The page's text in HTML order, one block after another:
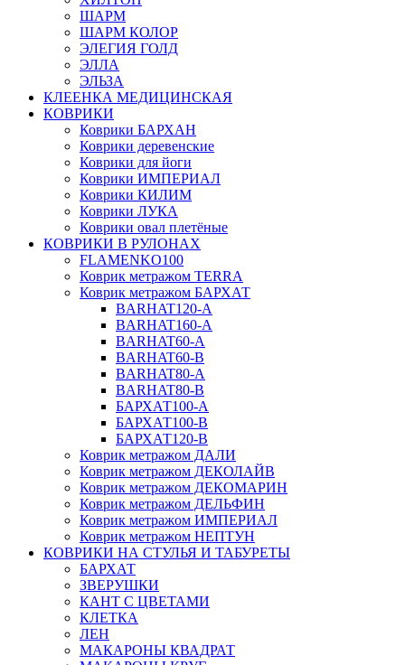
ШАРМ
ШАРМ КОЛОР
ЭЛЕГИЯ ГОЛД
ЭЛЛА
ЭЛЬЗА
КЛЕЕНКА МЕДИЦИНСКАЯ
КОВРИКИ
Коврики БАРХАН
Коврики деревенские
Коврики для йоги
Коврики ИМПЕРИАЛ
Коврики КИЛИМ
Коврики ЛУКА
Коврики овал плетёные
КОВРИКИ В РУЛОНАХ
FLAMENKO100
Коврик метражом TERRA
Коврик метражом БАРХАТ
BARHAT120-A
BARHAT160-A
BARHAT60-A
BARHAT60-B
BARHAT80-A
BARHAT80-B
БАРХАТ100-A
БАРХАТ100-B
БАРХАТ120-B
Коврик метражом ДАЛИ
Коврик метражом ДЕКОЛАЙВ
Коврик метражом ДЕКОМАРИН
Коврик метражом ДЕЛЬФИН
Коврик метражом ИМПЕРИАЛ
Коврик метражом НЕПТУН
КОВРИКИ НА СТУЛЬЯ И ТАБУРЕТЫ
БАРХАТ
ЗВЕРУШКИ
КАНТ С ЦВЕТАМИ
КЛЕТКА
ЛЕН
МАКАРОНЫ КВАДРАТ